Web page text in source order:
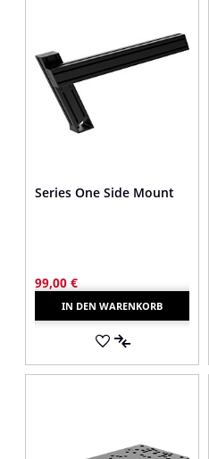
Series One Side Mount
99,00 €
IN DEN WARENKORB
AUF
DEN
AUF